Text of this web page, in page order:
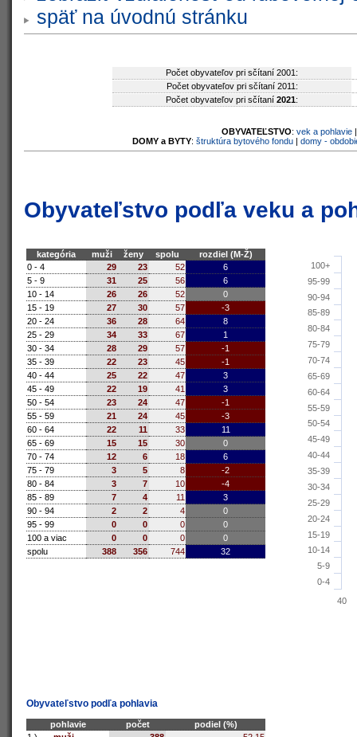
späť na úvodnú stránku
Počet obyvateľov pri sčítaní 2001:
Počet obyvateľov pri sčítaní 2011:
Počet obyvateľov pri sčítaní 2021:
OBYVATEĽSTVO: vek a pohlavie
DOMY a BYTY: štruktúra bytového fondu| domy -
Obyvateľstvo podľa veku a
kategória muži ženy spolu
rozdiel (M-Ž)
0 - 4
29 23 52
6
5 - 9
31 25 56
6
10 - 14
26 26 52
0
15 - 19
27 30 57
-3
20 - 24
36 28 64
8
25 - 29
34 33 67
1
30 - 34
28 29 57
-1
35 - 39
22 23 45
-1
40 - 44
25 22 47
3
45 - 49
22 19 41
3
50 - 54
23 24 47
-1
55 - 59
21 24 45
-3
60 - 64
22 11 33
11
65 - 69
15 15 30
0
70 - 74
12 6 18
6
75 - 79
3 5 8
-2
80 - 84
3 7 10
-4
85 - 89
7 4 11
3
90 - 94
2 2 4
0
95 - 99
0 0 0
0
100 a viac
0 0 0
0
spolu
388 356 744 32
0-4
5-9
10-14
15-19
20-24
25-29
30-34
35-39
40-44
45-49
50-54
55-59
60-64
65-69
70-74
75-79
80-84
85-89
90-94
95-99
100+
40
Obyvateľstvo podľa pohlavia
pohlavie počet
podiel (%)